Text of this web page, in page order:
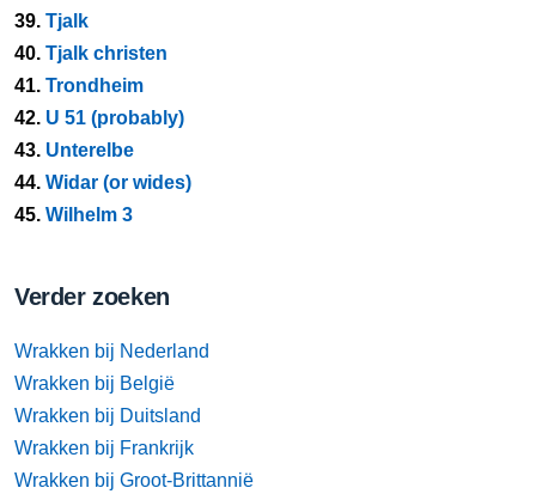
39. Tjalk
40. Tjalk christen
41. Trondheim
42. U 51 (probably)
43. Unterelbe
44. Widar (or wides)
45. Wilhelm 3
Verder zoeken
Wrakken bij Nederland
Wrakken bij België
Wrakken bij Duitsland
Wrakken bij Frankrijk
Wrakken bij Groot-Brittannië